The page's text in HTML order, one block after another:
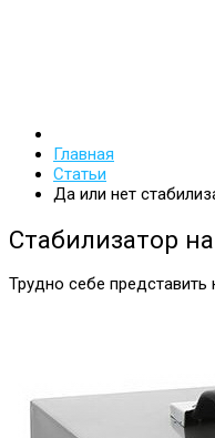
Главная
Статьи
Да или нет
Стабилизатор
Трудно себе представить